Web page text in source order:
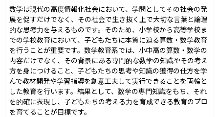
数学は現代の高度情報化社会において、学問としてその社会の発
展を促すだけでなく、その社会で生き抜く上で大切な言葉と論理
的な思考力を与えるものです。そのため、小学校から高等学校ま
での学校教育において、子どもたちに本質に迫る算数・数学教育
を行うことが重要です。数学教育系では、小中高の算数・数学の
内容だけでなく、その背景にある専門的な数学の知識やその考え
方を身につけること、子どもたちの思考や知識の獲得の仕方を学
んで教材開発や学習指導を創意工夫して実行できることを両輪と
した教育を行います。結果として、数学の専門知識をもち、それ
を的確に表現し、子どもたちの考える力を育成できる教育のプロ
を育てることが目標です。